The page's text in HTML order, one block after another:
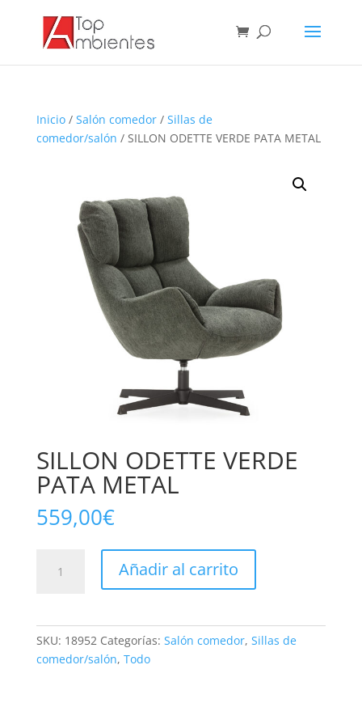
Inicio/ Salón comedor/ Sillas de
comedor/salón / SILLON ODETTE VERDE PATA METAL
SILLON ODETTE VERDE
PATA METAL
559,00€
ODETTE
cantidad
Añadir al carrito
SKU: 18952 Categorías: Salón comedor, Sillas de
comedor/salón, Todo